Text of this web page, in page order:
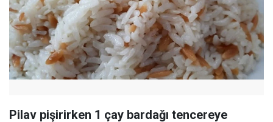
Pilav pişirirken 1 çay bardağı tencereye